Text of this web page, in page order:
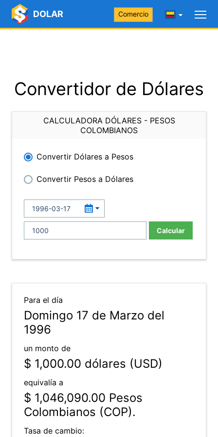
DOLAR Comercio
Convertidor de Dólares
CALCULADORA DÓLARES - PESOS
COLOMBIANOS
Convertir Dólares a Pesos
Convertir Pesos a Dólares
Calcular
Para el día
Domingo 17 de Marzo del
1996
un monto de
$ 1,000.00 dólares (USD)
equivalía a
$ 1,046,090.00 Pesos
Colombianos (COP).
Tasa de cambio: